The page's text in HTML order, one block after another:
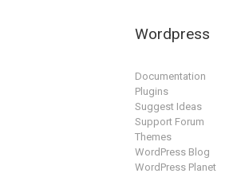
Wordpress
Documentation
Plugins
Suggest Ideas
Support Forum
Themes
WordPress Blog
WordPress Planet